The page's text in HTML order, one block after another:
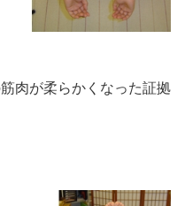
肉が柔らかくなった証拠